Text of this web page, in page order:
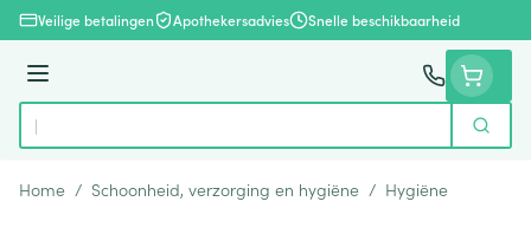
Ga naar de inhoud
Veilige betalingen Apothekersadvies Snelle beschikbaarheid
Menu
Product, merk, categorie...
Zoek
Home / Schoonheid, verzorging en hygiëne / Hygiëne